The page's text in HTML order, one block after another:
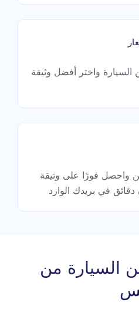
واختر أفضل وثيقة
واحصل فورًا على وثيقة
في بريدك الوارد
السيارة من